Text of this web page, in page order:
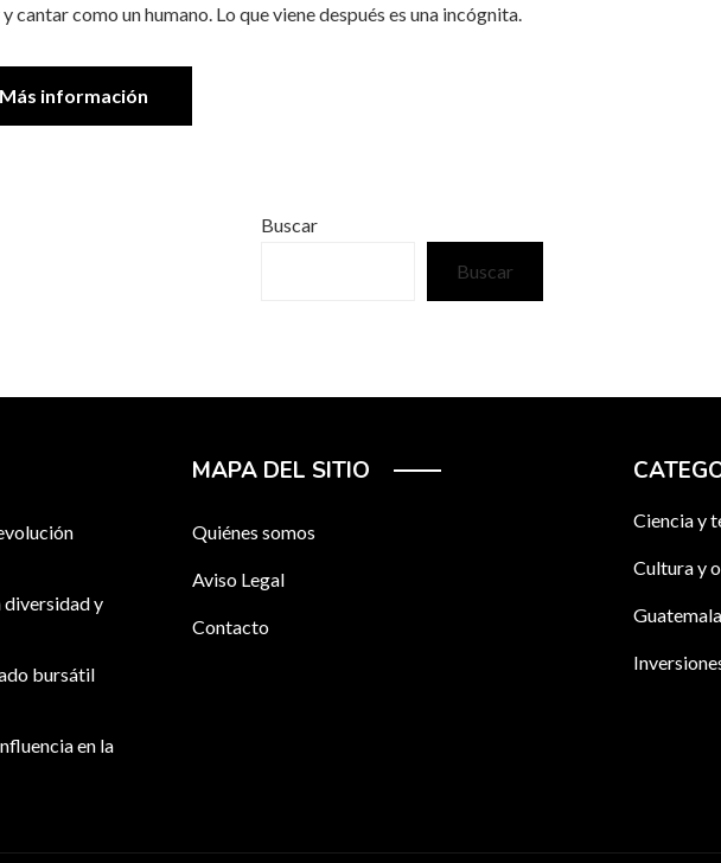
como un humano. Lo que viene después es una incógnita.
Más información
Buscar
Buscar
diversidad y
bursátil
en la
MAPA DEL SITIO
Quiénes somos
Aviso Legal
Contacto
Ciencia y
Cultura y
Guatemala